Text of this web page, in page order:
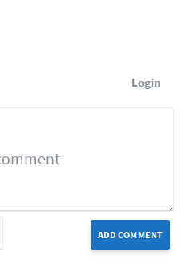
Login
ADD COMMENT